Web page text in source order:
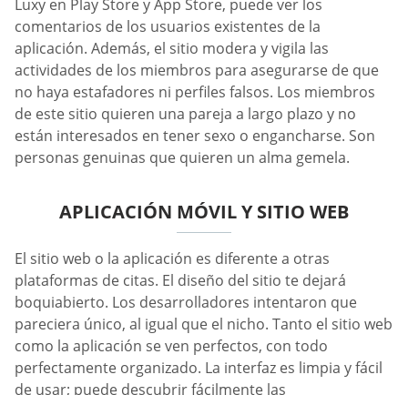
Luxy en Play Store y App Store, puede ver los
comentarios de los usuarios existentes de la
aplicación. Además, el sitio modera y vigila las
actividades de los miembros para asegurarse de que
no haya estafadores ni perfiles falsos. Los miembros
de este sitio quieren una pareja a largo plazo y no
están interesados en tener sexo o engancharse. Son
personas genuinas que quieren un alma gemela.
APLICACIÓN MÓVIL Y SITIO WEB
El sitio web o la aplicación es diferente a otras
plataformas de citas. El diseño del sitio te dejará
boquiabierto. Los desarrolladores intentaron que
pareciera único, al igual que el nicho. Tanto el sitio web
como la aplicación se ven perfectos, con todo
perfectamente organizado. La interfaz es limpia y fácil
de usar; puede descubrir fácilmente las